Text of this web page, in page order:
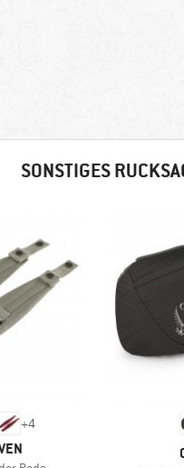
SONSTIGES
+4